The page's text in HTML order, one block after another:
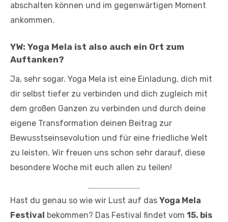
abschalten können und im gegenwärtigen Moment
ankommen.
YW: Yoga Mela ist also auch ein Ort zum
Auftanken?
Ja, sehr sogar. Yoga Mela ist eine Einladung, dich mit
dir selbst tiefer zu verbinden und dich zugleich mit
dem großen Ganzen zu verbinden und durch deine
eigene Transformation deinen Beitrag zur
Bewusstseinsevolution und für eine friedliche Welt
zu leisten. Wir freuen uns schon sehr darauf, diese
besondere Woche mit euch allen zu teilen!
Hast du genau so wie wir Lust auf das Yoga Mela
Festival
bekommen? Das Festival findet vom 15. bis